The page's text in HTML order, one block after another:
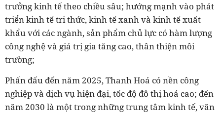
trưởng kinh tế theo chiều sâu; hướng mạnh vào phát
triển kinh tế tri thức, kinh tế xanh và kinh tế xuất
khẩu với các ngành, sản phẩm chủ lực có hàm lượng
công nghệ và giá trị gia tăng cao, thân thiện môi
trường;
Phấn đấu đến năm 2025, Thanh Hoá có nền công
nghiệp và dịch vụ hiện đại, tốc độ đô thị hoá cao; đến
năm 2030 là một trong những trung tâm kinh tế, văn